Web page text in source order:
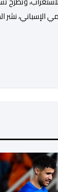
الإسباني، نشر
مألوف عن الخط